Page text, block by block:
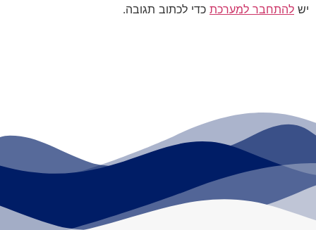
יש להתחבר למערכת כדי לכתוב תגובה.